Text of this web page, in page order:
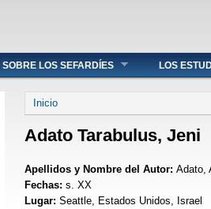
LOS SEFARDÍES LOS
Se encuentra usted aquí
Inicio
Adato Tarabulus, Jeni
Apellidos y Nombre del Autor: Adato,
Fechas: s. XX
Lugar: Seattle, Estados Unidos, Israel